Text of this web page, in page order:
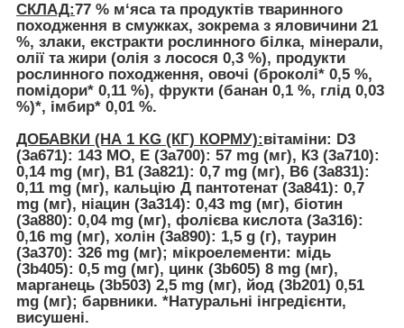
СКЛАД:77 % м‘яса та продуктів тваринного
походження в смужках, зокрема з яловичини 21
%, злаки, екстракти рослинного білка, мінерали,
олії та жири (олія з лосося 0,3 %), продукти
рослинного походження, овочі (броколі* 0,5 %,
помідори* 0,11 %), фрукти (банан 0,1 %, глід 0,03
%)*, імбир* 0,01 %.
ДОБАВКИ (НА 1 KG (КГ) КОРМУ):вітаміни: D3
(3а671): 143 МО, Е (3а700): 57 mg (мг), К3 (3а710):
0,14 mg (мг), В1 (3а821): 0,7 mg (мг), В6 (3а831):
0,11 mg (мг), кальцію Д пантотенат (3а841): 0,7
mg (мг), ніацин (3а314): 0,43 mg (мг), біотин
(3а880): 0,04 mg (мг), фолієва кислота (3а316):
0,16 mg (мг), холін (3а890): 1,5 g (г), таурин
(3а370): 326 mg (мг); мікроелементи: мідь
(3b405): 0,5 mg (мг), цинк (3b605) 8 mg (мг),
марганeць (3b503) 2,5 mg (мг), йод (3b201) 0,51
mg (мг); барвники. *Натуральні інгредієнти,
висушені.